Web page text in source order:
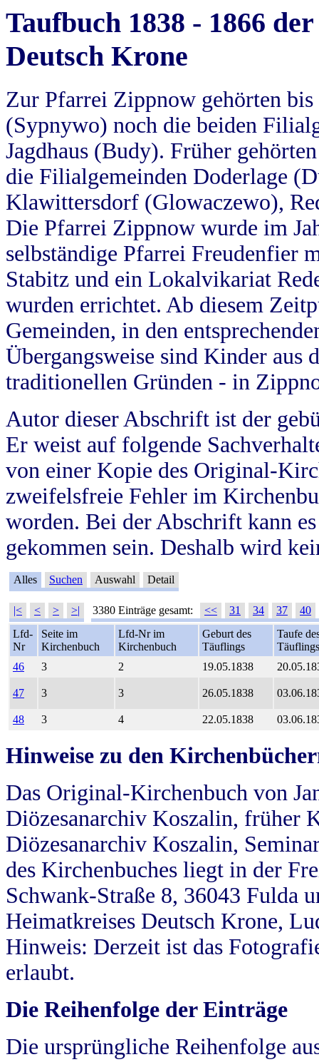
Taufbuch 1838 - 1866
Deutsch Krone
Zur Pfarrei Zippnow gehörten
(Sypnywo) noch die beiden
Jagdhaus (Budy). Früher
die Filialgemeinden Doderlage
Klawittersdorf (Glowaczewo),
Die Pfarrei Zippnow wurde im
selbständige Pfarrei Freudenfier
Stabitz und ein Lokalvikariat
wurden errichtet. Ab diesem
Gemeinden, in den
Übergangsweise sind Kinder aus
traditionellen Gründen - in
Autor dieser Abschrift ist der
Er weist auf folgende
von einer Kopie des Original-
zweifelsfreie Fehler im
worden. Bei der Abschrift kann
gekommen sein. Deshalb wird
Alles Suchen Auswahl Detail
|< < > >| 3380 Einträge gesamt: << 31 34 37
40
Lfd-
Nr
Seite im
Kirchenbuch
Lfd-Nr im
Kirchenbuch
Geburt des
Täuflings
Taufe
Täuflings
46
3 2 19.05.1838
47 3 3 26.05.1838
48 3 4 22.05.1838
Hinweise zu den
Das Original-Kirchenbuch von
Diözesanarchiv Koszalin, früher
Diözesanarchiv Koszalin,
des Kirchenbuches liegt in der
Schwank-Straße 8, 36043 Fulda
Heimatkreises Deutsch Krone,
Hinweis: Derzeit ist das
erlaubt.
Die Reihenfolge der Einträge
Die ursprüngliche Reihenfolge